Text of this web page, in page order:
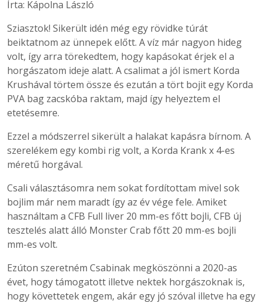
Írta: Kápolna László
Sziasztok! Sikerült idén még egy rövidke túrát
beiktatnom az ünnepek előtt. A víz már nagyon hideg
volt, így arra törekedtem, hogy kapásokat érjek el a
horgászatom ideje alatt. A csalimat a jól ismert Korda
Krushával törtem össze és ezután a tört bojit egy Korda
PVA bag zacskóba raktam, majd így helyeztem el
etetésemre.
Ezzel a módszerrel sikerült a halakat kapásra bírnom. A
szerelékem egy kombi rig volt, a Korda Krank x 4-es
méretű horgával.
Csali választásomra nem sokat fordítottam mivel sok
bojlim már nem maradt így az év vége fele. Amiket
használtam a CFB Full liver 20 mm-es főtt bojli, CFB új
tesztelés alatt álló Monster Crab főtt 20 mm-es bojli
mm-es volt.
Ezúton szeretném Csabinak megköszönni a 2020-as
évet, hogy támogatott illetve nektek horgászoknak is,
hogy követtetek engem, akár egy jó szóval illetve ha egy